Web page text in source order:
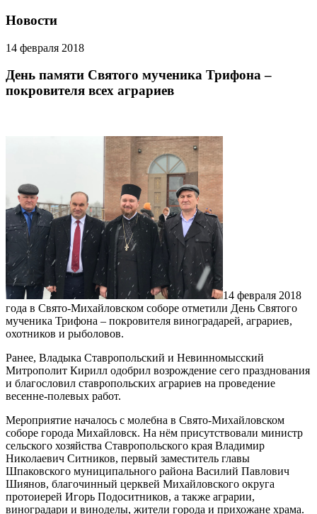
Новости
14 февраля 2018
День памяти Святого мученика Трифона –
покровителя всех аграриев
14 февраля 2018
года в Свято-Михайловском соборе отметили День Святого
мученика Трифона – покровителя виноградарей, аграриев,
охотников и рыболовов.
Ранее, Владыка Ставропольский и Невинномысский
Митрополит Кирилл одобрил возрождение сего празднования
и благословил ставропольских аграриев на проведение
весенне-полевых работ.
Мероприятие началось с молебна в Свято-Михайловском
соборе города Михайловск. На нём присутствовали министр
сельского хозяйства Ставропольского края Владимир
Николаевич Ситников, первый заместитель главы
Шпаковского муниципального района Василий Павлович
Шиянов, благочинный церквей Михайловского округа
протоиерей Игорь Подоситников, а также аграрии,
виноградари и виноделы, жители города и прихожане храма.